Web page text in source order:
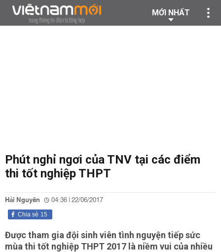
MỚI NHẤT
Phút nghỉ ngơi của TNV tại các điểm
thi tốt nghiệp THPT
Hải Nguyên 04:36 | 22/06/2017
15
Chia sẻ
Được tham gia đội sinh viên tình nguyện tiếp sức
mùa thi tốt nghiệp THPT 2017 là niềm vui của nhiều